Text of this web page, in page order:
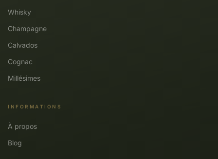
Whisky
Champagne
Calvados
Cognac
Millésimes
INFORMATIONS
À propos
Blog